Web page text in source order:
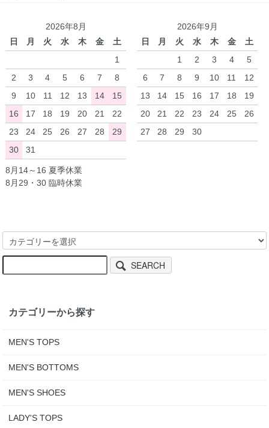
2026年8月
日
月 火 水 木 金
土
1
2
3 4 5 6 7
8
9
10 11 12 13 14
15
16
17 18 19 20 21
22
23
24 25 26 27 28
29
30
31
2026年9月
日
月 火 水 木 金
土
1
2 3 4
5
6
7 8 9 10 11
12
13
14 15 16 17 18
19
20
21 22 23 24 25
26
27
28 29 30
8月14～16 夏季休業
8月29・30 臨時休業
SEARCH
カテゴリーから探す
MEN'S TOPS
MEN'S BOTTOMS
MEN'S SHOES
LADY'S TOPS